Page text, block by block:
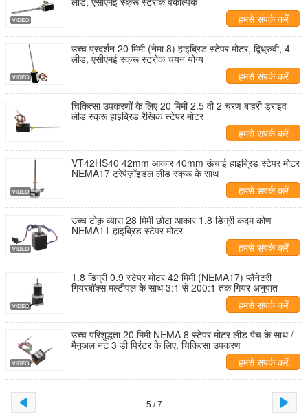
हमसे संपर्क करें
उच्च प्रदर्शन 20 मिमी (नेमा 8) हाइब्रिड स्टेपर मोटर, द्विध्रुवी, 4-
लीड, एसीएमई स्क्रू स्ट्रोक चयन योग्य
हमसे संपर्क करें
चिकित्सा उपकरणों के लिए 20 मिमी 2.5 वी 2 चरण बाहरी ड्राइव
लीड स्क्रू हाइब्रिड रैखिक स्टेपर मोटर
हमसे संपर्क करें
VT42HS40 42mm आकार 40mm ऊंचाई हाइब्रिड स्टेपर मोटर
NEMA17 ट्रेपेज़ॉइडल लीड स्क्रू के साथ
हमसे संपर्क करें
उच्च टोक़ व्यास 28 मिमी छोटा आकार 1.8 डिग्री कदम कोण
NEMA11 हाइब्रिड स्टेपर मोटर
हमसे संपर्क करें
1.8 डिग्री 0.9 स्टेपर मोटर 42 मिमी (NEMA17) प्लैनेटरी
गियरबॉक्स मल्टीपल के साथ 3:1 से 200:1 तक गियर अनुपात
हमसे संपर्क करें
उच्च परिशुद्धता 20 मिमी NEMA 8 स्टेपर मोटर लीड पेंच के साथ /
मैनुअल नट 3 डी प्रिंटर के लिए, चिकित्सा उपकरण
हमसे संपर्क करें
5 / 7